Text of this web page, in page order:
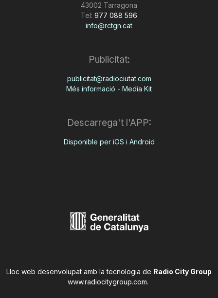
43002 Tarragona
Tel: 977 088 596
info@rctgn.cat
Publicitat:
publicitat@radiociutat.com
Més informació - Media Kit
Descarrega't l'APP:
Disponible per iOS i Android
Lloc web desenvolupat amb la tecnologia de Radio City Group
www.radiocitygroup.com.